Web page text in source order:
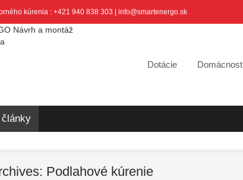
kúrenia : +421 940 838 303 | info@smartenergo.sk
Dotácie
Podlahové kúrenie